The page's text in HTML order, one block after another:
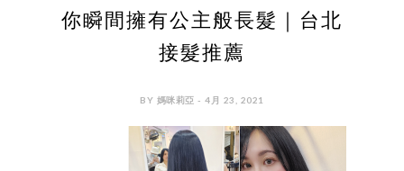
你瞬間擁有公主般長髮｜台北
接髮推薦
BY 媽咪莉亞 - 4月 23, 2021